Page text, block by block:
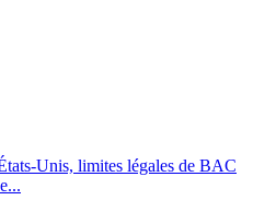
Unis, limites légales de BAC